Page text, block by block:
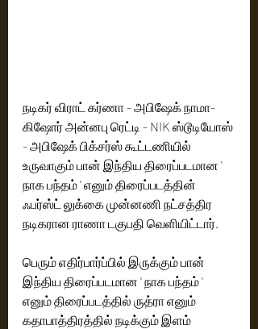
நடிகர் விராட் கர்ணா - அபிஷேக் நாமா-
கிஷோர் அன்னபு ரெட்டி - NIK ஸ்டூடியோஸ்
- அபிஷேக் பிக்சர்ஸ் கூட்டணியில்
உருவாகும் பான் இந்திய திரைப்படமான '
நாக பந்தம் ' எனும் திரைப்படத்தின்
ஃபர்ஸ்ட் லுக்கை முன்னணி நட்சத்திர
நடிகரான ராணா டகுபதி வெளியிட்டார்.
பெரும் எதிர்பார்ப்பில் இருக்கும் பான்
இந்திய திரைப்படமான ' நாக பந்தம் '
எனும் திரைப்படத்தில் ருத்ரா எனும்
கதாபாத்திரத்தில் நடிக்கும் இளம்